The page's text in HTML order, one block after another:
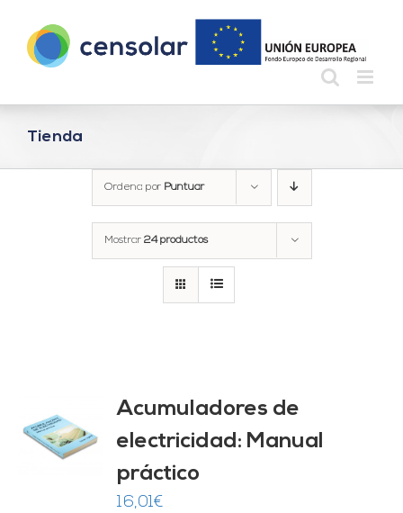
contenido
Tienda
Ordena por Puntuar
Mostrar 24 productos
Acumuladores de
electricidad: Manual
práctico
16,01€